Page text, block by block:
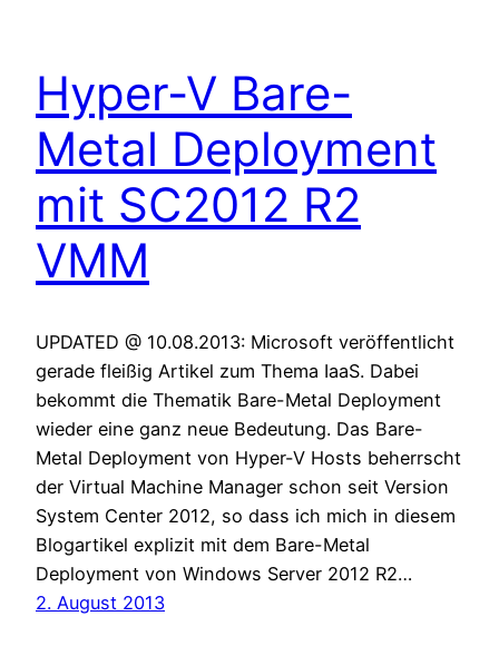
Hyper-V Bare-
Metal Deployment
mit SC2012 R2
VMM
UPDATED @ 10.08.2013: Microsoft veröffentlicht
gerade fleißig Artikel zum Thema IaaS. Dabei
bekommt die Thematik Bare-Metal Deployment
wieder eine ganz neue Bedeutung. Das Bare-
Metal Deployment von Hyper-V Hosts beherrscht
der Virtual Machine Manager schon seit Version
System Center 2012, so dass ich mich in diesem
Blogartikel explizit mit dem Bare-Metal
Deployment von Windows Server 2012 R2…
2. August 2013